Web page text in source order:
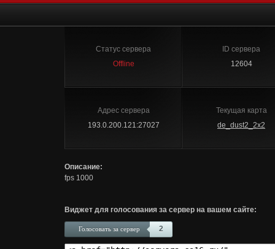
Статус сервера
Offline
ID сервера
12604
Адрес сервера
193.0.200.121:27027
Текущая карта
de_dust2_2x2
Описание:
fps 1000
Виджет для голосования за сервер на вашем сайте:
2
Голосовать за сервер